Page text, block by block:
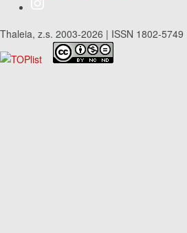
Thaleia, z.s. 2003-2026 | ISSN 1802-5749